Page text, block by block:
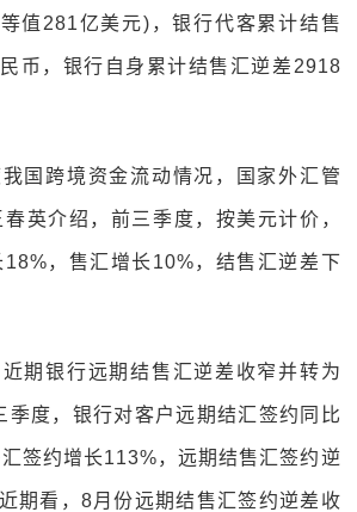
值281亿美元)，银行代客累计结售
币，银行自身累计结售汇逆差2918
国跨境资金流动情况，国家外汇管
英介绍，前三季度，按美元计价，
，售汇增长10%，结售汇逆差下
期银行远期结售汇逆差收窄并转为
季度，银行对客户远期结汇签约同比
签约增长113%，远期结售汇签约逆
期看，8月份远期结售汇签约逆差收